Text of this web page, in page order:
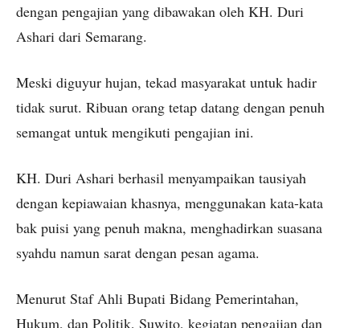
dengan pengajian yang dibawakan oleh KH. Duri
Ashari dari Semarang.
Meski diguyur hujan, tekad masyarakat untuk hadir
tidak surut. Ribuan orang tetap datang dengan penuh
semangat untuk mengikuti pengajian ini.
KH. Duri Ashari berhasil menyampaikan tausiyah
dengan kepiawaian khasnya, menggunakan kata-kata
bak puisi yang penuh makna, menghadirkan suasana
syahdu namun sarat dengan pesan agama.
Menurut Staf Ahli Bupati Bidang Pemerintahan,
Hukum, dan Politik, Suwito, kegiatan pengajian dan